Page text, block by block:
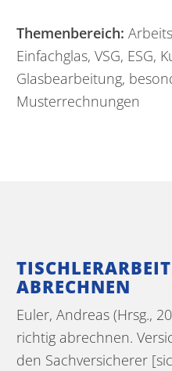
Themenbereich:
Einfachglas, VSG, ESG,
Glasbearbeitung,
Musterrechnungen
ABRECHNEN
Euler, Andreas (Hrsg.,
richtig abrechnen.
den Sachversicherer